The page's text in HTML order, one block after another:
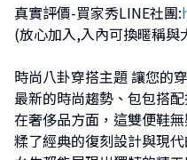
真實評價-買家秀LINE社團:
(放心加入,入內可換暱稱與
時尚八卦穿搭主題 讓您的
最新的時尚趨勢、包包搭
在奢侈品方面，這雙便鞋
糅了經典的復刻設計與現